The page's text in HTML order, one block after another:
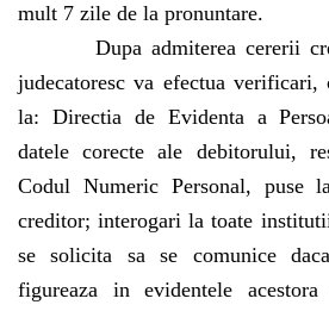
mult 7 zile de la pronuntare.
Dupa admiterea cererii
judecatoresc va efectua
la: Directia de Evidenta a
datele corecte ale debitorului,
Codul Numeric Personal, puse
creditor; interogari la toate
se solicita sa se comunice
figureaza in evidentele